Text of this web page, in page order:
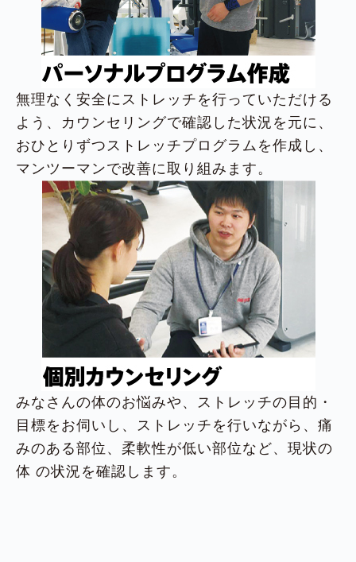
無理なく安全にストレッチを行っていただける
よう、カウンセリングで確認した状況を元に、
おひとりずつストレッチプログラムを作成し、
マンツーマンで改善に取り組みます。
みなさんの体のお悩みや、ストレッチの目的・
目標をお伺いし、ストレッチを行いながら、痛
みのある部位、柔軟性が低い部位など、現状の
体 の状況を確認します。